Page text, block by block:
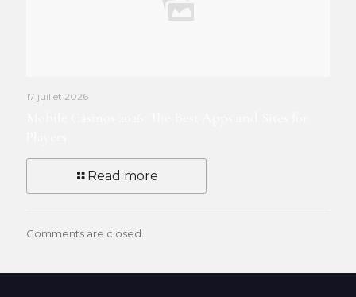
17 juillet 2026
Read more
Comments are closed.